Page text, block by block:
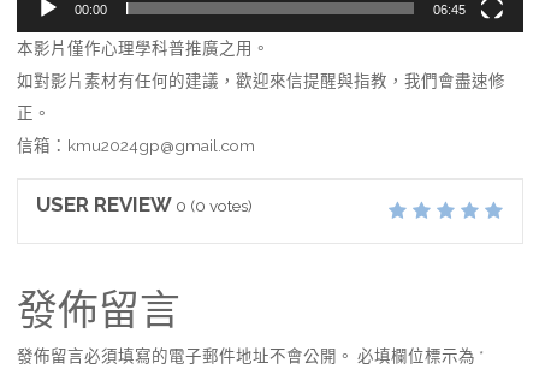
00:00 06:45
本影片僅作心理學科普推廣之用。
如對影片素材有任何的建議，歡迎來信提醒與指教，我們會盡速修
正。
信箱：kmu2024gp@gmail.com
USER REVIEW 0 (0 votes)
發佈留言
發佈留言必須填寫的電子郵件地址不會公開。 必填欄位標示為 *